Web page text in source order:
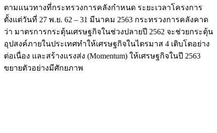
ตามแนวทางที่กระทรวงการคลังกำหนด ระยะเวลาโครงการ
ตั้งแต่วันที่ 27 พ.ย. 62 – 31 มีนาคม 2563 กระทรวงการคลังคาด
ว่า มาตรการกระตุ้นเศรษฐกิจในช่วงปลายปี 2562 จะช่วยกระตุ้น
อุปสงค์ภายในประเทศทำให้เศรษฐกิจในไตรมาส 4 เติบโตอย่าง
ต่อเนื่อง และสร้างแรงส่ง (Momentum) ให้เศรษฐกิจในปี 2563
ขยายตัวอย่างมีศักยภาพ